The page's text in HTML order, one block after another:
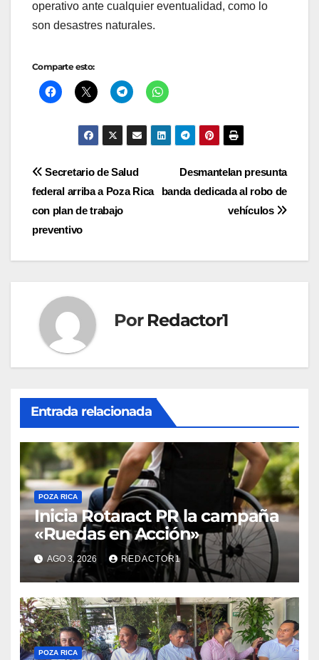
operativo ante cualquier eventualidad, como lo
son desastres naturales.
Comparte esto:
Navegación
de
entradas
Desmantelan presunta
banda dedicada al robo de
vehículos
Secretario de Salud
federal arriba a Poza Rica
con plan de trabajo
preventivo
Por Redactor1
Entrada relacionada
POZA RICA
Inicia Rotaract PR la campaña
«Ruedas en Acción»
AGO 3, 2026 REDACTOR1
POZA RICA